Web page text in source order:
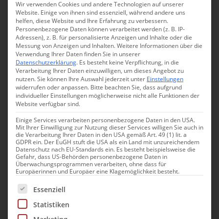
Käse auf der Zunge schmilzt.“ Dabei sei es einfach.
„Bestes Material, bestes Lager, endlos Zeit – mehr
machen wir nicht. Eigentlich kein Hexenwerk“ sagt
Martin. „Aber gerade das Einfache ist oft das
Schwierige.“ Und Thomas ergänzt: „Wir machen, was wir
für richtig halten. Und ich glaube, dass wir sehr viel
richtig machen.“ Anscheinend. Denn übermorgen steht
wieder eine Schlange vor dem Ladengeschäft auf dem
Marktplatz in Kempten.
Wo Sie diesenAllgäuEinkaufstipp finden
Jamei Laibspeis' Käse wird neben dem
Ladengeschäft in Kempten auf verschiedenen
Wochenmärkten
und Murnau verkauft.
Wir verwenden Cookies und andere Technologien auf unserer
Website. Einige von ihnen sind essenziell, während andere uns
helfen, diese Website und Ihre Erfahrung zu verbessern.
Personenbezogene Daten können verarbeitet werden (z. B. IP-
Adressen), z. B. für personalisierte Anzeigen und Inhalte oder die
Messung von Anzeigen und Inhalten.Weitere Informationen über die
Verwendung Ihrer Daten finden Sie in unserer
Datenschutzerklärung. Es besteht keine Verpflichtung, in die
Verarbeitung Ihrer Daten einzuwilligen, um dieses Angebot zu
nutzen.Sie können Ihre Auswahl jederzeit unter Einstellungen
widerrufen oder anpassen. Bitte beachten Sie, dass aufgrund
individueller Einstellungen möglicherweise nicht alle Funktionen der
Website verfügbar sind.
Einige Services verarbeiten personenbezogene Daten in den USA.
Mit Ihrer Einwilligung zur Nutzung dieser Services willigen Sie auch in
die Verarbeitung Ihrer Daten in den USA gemäß Art. 49 (1) lit. a
GDPR ein. Der EuGH stuft die USA als ein Land mit unzureichendem
Datenschutz nach EU-Standards ein. Es besteht beispielsweise die
Gefahr, dass US-Behörden personenbezogene Daten in
Überwachungsprogrammen verarbeiten, ohne dass für
Europäerinnen und Europäer eine Klagemöglichkeit besteht.
Es folgt eine Liste der Service-Gruppen, für die eine
Essenziell
Statistiken